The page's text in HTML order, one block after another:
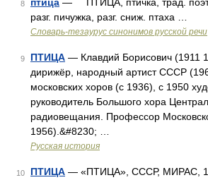
8
разг. пичужка, разг. сниж. птаха …
Словарь-тезаурус синонимов русской речи
9 ПТИЦА — Клавдий Борисович (1911
дирижёр, народный артист СССР
московских хоров (с 1936), с 1950
руководитель Большого хора
радиовещания. Профессор
1956).&#8230; …
Русская история
10 ПТИЦА — «ПТИЦА», СССР, МИРАС,